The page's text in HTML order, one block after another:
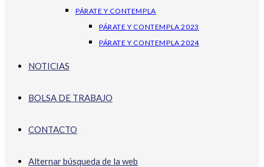
PÁRATE Y CONTEMPLA
PÁRATE Y CONTEMPLA 2023
PÁRATE Y CONTEMPLA 2024
NOTICIAS
BOLSA DE TRABAJO
CONTACTO
Alternar búsqueda de la web